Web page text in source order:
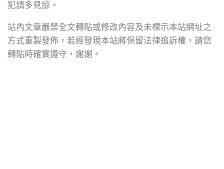
犯請多見諒。
站內文章嚴禁全文轉貼或修改內容及未標示本站網址之
方式重製發佈，若經發現本站將保留法律追訴權，請您
轉貼時確實遵守，謝謝。